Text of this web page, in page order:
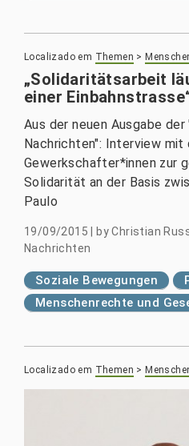
Localizado em Themen >
„Solidaritätsarbeit
einer
Aus der neuen Ausgabe
Nachrichten": Interview mit
Gewerkschafter*innen zur
Solidarität an der Basis
Paulo
19/09/2015 byChristian
Nachrichten
Soziale Bewegungen
Menschenrechte und
Localizado em Themen >